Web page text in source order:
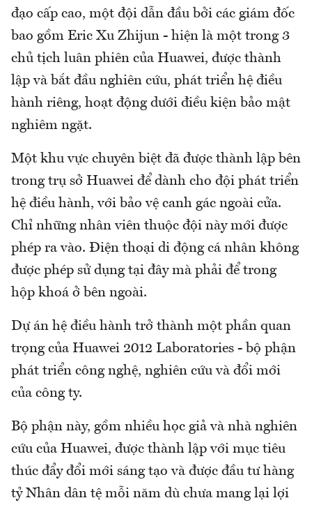
đạo cấp cao, một đội dẫn đầu bởi các giám đốc
bao gồm Eric Xu Zhijun - hiện là một trong 3
chủ tịch luân phiên của Huawei, được thành
lập và bắt đầu nghiên cứu, phát triển hệ điều
hành riêng, hoạt động dưới điều kiện bảo mật
nghiêm ngặt.
Một khu vực chuyên biệt đã được thành lập bên
trong trụ sở Huawei để dành cho đội phát triển
hệ điều hành, với bảo vệ canh gác ngoài cửa.
Chỉ những nhân viên thuộc đội này mới được
phép ra vào. Điện thoại di động cá nhân không
được phép sử dụng tại đây mà phải để trong
hộp khoá ở bên ngoài.
Dự án hệ điều hành trở thành một phần quan
trọng của Huawei 2012 Laboratories - bộ phận
phát triển công nghệ, nghiên cứu và đổi mới
của công ty.
Bộ phận này, gồm nhiều học giả và nhà nghiên
cứu của Huawei, được thành lập với mục tiêu
thúc đẩy đổi mới sáng tạo và được đầu tư hàng
tỷ Nhân dân tệ mỗi năm dù chưa mang lại lợi